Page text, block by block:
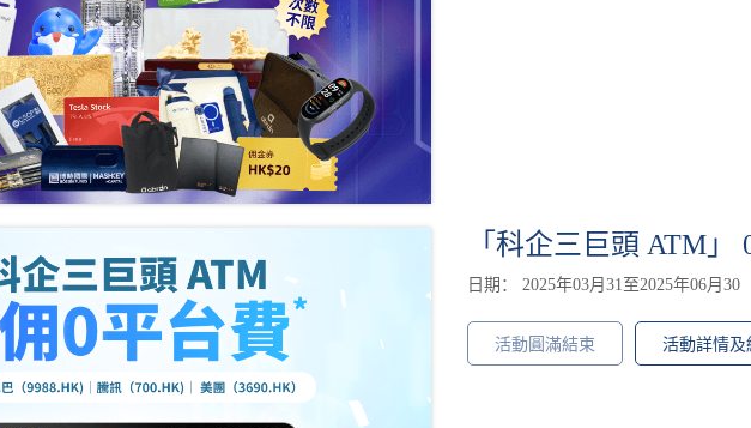
「科企三巨頭 ATM」
日期： 2025年03月31至2025年06月30
活動圓滿結束 活動詳情及